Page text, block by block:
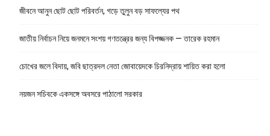
জীবনে আনুন ছোট ছোট পরিবর্তন, গড়ে তুলুন বড় সাফল্যের পথ
জাতীয় নির্বাচন নিয়ে জনমনে সংশয় গণতন্ত্রের জন্য বিপজ্জনক — তারেক রহমান
চোখের জলে বিদায়, জবি ছাত্রদল নেতা জোবায়েদকে চিরনিদ্রায় শায়িত করা হলো
নয়জন সচিবকে একসঙ্গে অবসরে পাঠালো সরকার